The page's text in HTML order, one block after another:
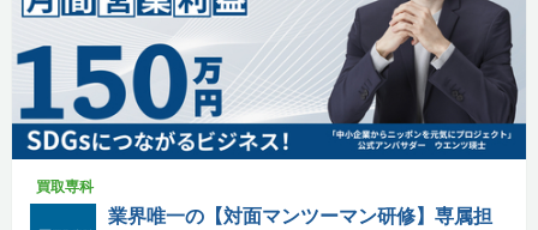
買取専科
業界唯一の【対面マンツーマン研修】専属担